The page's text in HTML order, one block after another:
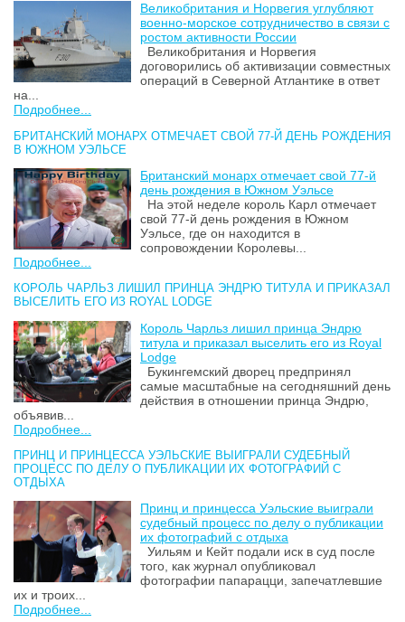
Великобритания и Норвегия углубляют
военно-морское сотрудничество в связи с
ростом активности России
Великобритания и Норвегия
договорились об активизации совместных
операций в Северной Атлантике в ответ
на...
Подробнее...
БРИТАНСКИЙ МОНАРХ ОТМЕЧАЕТ СВОЙ 77-Й ДЕНЬ РОЖДЕНИЯ
В ЮЖНОМ УЭЛЬСЕ
Британский монарх отмечает свой 77-й
день рождения в Южном Уэльсе
На этой неделе король Карл отмечает
свой 77-й день рождения в Южном
Уэльсе, где он находится в
сопровождении Королевы...
Подробнее...
КОРОЛЬ ЧАРЛЬЗ ЛИШИЛ ПРИНЦА ЭНДРЮ ТИТУЛА И ПРИКАЗАЛ
ВЫСЕЛИТЬ ЕГО ИЗ ROYAL LODGE
Король Чарльз лишил принца Эндрю
титула и приказал выселить его из Royal
Lodge
Букингемский дворец предпринял
самые масштабные на сегодняшний день
действия в отношении принца Эндрю,
объявив...
Подробнее...
ПРИНЦ И ПРИНЦЕССА УЭЛЬСКИЕ ВЫИГРАЛИ СУДЕБНЫЙ
ПРОЦЕСС ПО ДЕЛУ О ПУБЛИКАЦИИ ИХ ФОТОГРАФИЙ С
ОТДЫХА
Принц и принцесса Уэльские выиграли
судебный процесс по делу о публикации
их фотографий с отдыха
Уильям и Кейт подали иск в суд после
того, как журнал опубликовал
фотографии папарацци, запечатлевшие
их и троих...
Подробнее...